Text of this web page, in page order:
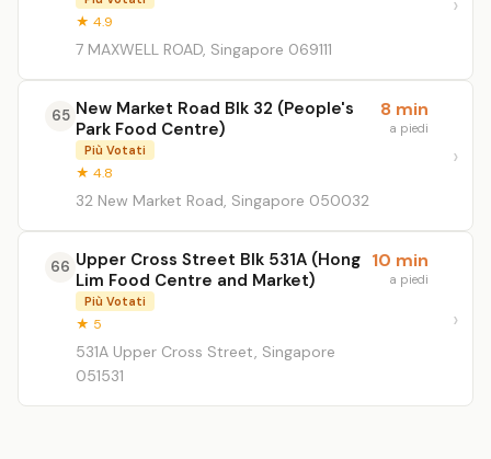
★ 4.9
7 MAXWELL ROAD, Singapore 069111
65 New Market Road Blk 32 (People's
Park Food Centre)
Più Votati
★ 4.8
32 New Market Road, Singapore 050032
8 min
a piedi
66 Upper Cross Street Blk 531A (Hong
Lim Food Centre and Market)
Più Votati
★ 5
531A Upper Cross Street, Singapore
051531
10 min
a piedi